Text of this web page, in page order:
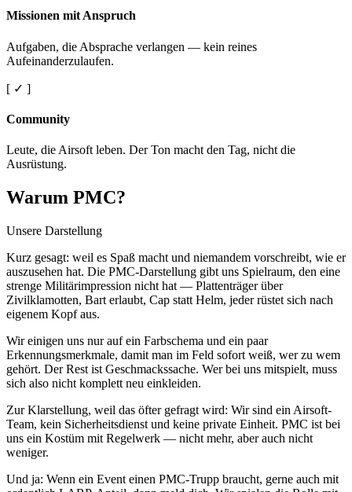
Missionen mit Anspruch
Aufgaben, die Absprache verlangen — kein reines
Aufeinanderzulaufen.
[ ✓ ]
Community
Leute, die Airsoft leben. Der Ton macht den Tag, nicht die
Ausrüstung.
Warum PMC?
Unsere Darstellung
Kurz gesagt: weil es Spaß macht und niemandem vorschreibt, wie er
auszusehen hat. Die PMC-Darstellung gibt uns Spielraum, den eine
strenge Militärimpression nicht hat — Plattenträger über
Zivilklamotten, Bart erlaubt, Cap statt Helm, jeder rüstet sich nach
eigenem Kopf aus.
Wir einigen uns nur auf ein Farbschema und ein paar
Erkennungsmerkmale, damit man im Feld sofort weiß, wer zu wem
gehört. Der Rest ist Geschmackssache. Wer bei uns mitspielt, muss
sich also nicht komplett neu einkleiden.
Zur Klarstellung, weil das öfter gefragt wird: Wir sind ein Airsoft-
Team, kein Sicherheitsdienst und keine private Einheit. PMC ist bei
uns ein Kostüm mit Regelwerk — nicht mehr, aber auch nicht
weniger.
Und ja: Wenn ein Event einen PMC-Trupp braucht, gerne auch mit